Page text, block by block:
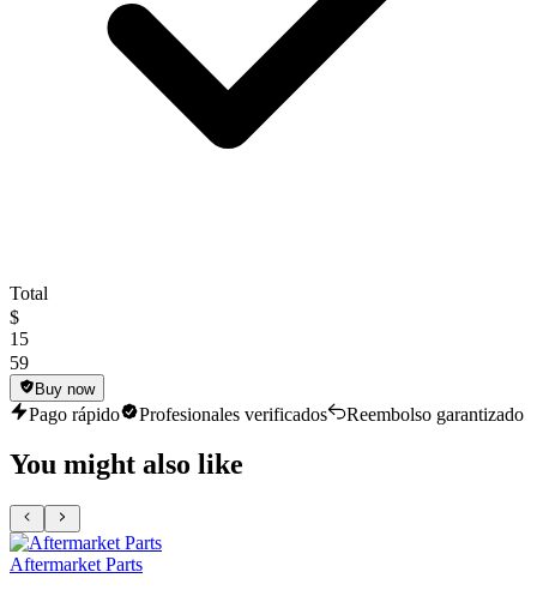
Total
$
15
59
Buy now
Pago rápido Profesionales verificados Reembolso garantizado
You might also like
Aftermarket Parts